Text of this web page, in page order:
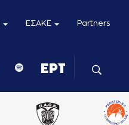
ΕΣΑΚΕ Partners